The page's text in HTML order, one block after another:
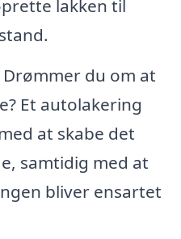
lakken til
Drømmer du om at
Et autolakering
at skabe det
samtidig med at
bliver ensartet